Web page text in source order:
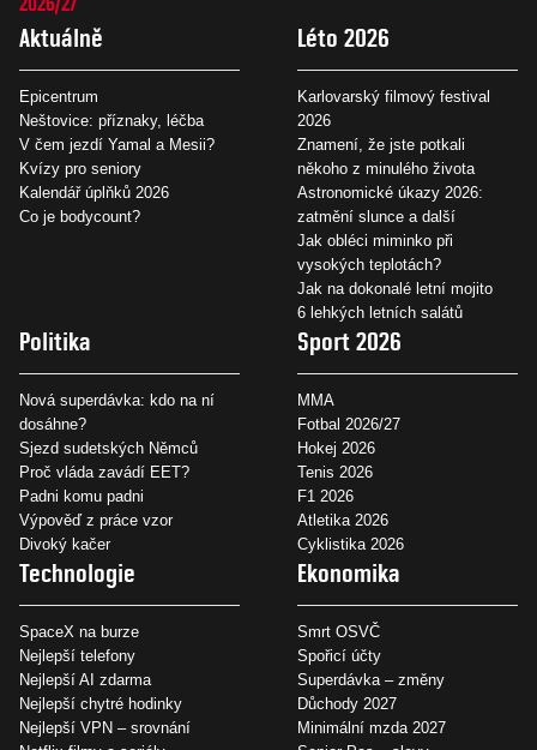
Aktuálně
Epicentrum
Neštovice: příznaky, léčba
V čem jezdí Yamal a Mesii?
Kvízy pro seniory
Kalendář úplňků 2026
Co je bodycount?
Léto 2026
Karlovarský filmový festival
2026
Znamení, že jste potkali
někoho z minulého života
Astronomické úkazy 2026:
zatmění slunce a další
Jak obléci miminko při
vysokých teplotách?
Jak na dokonalé letní mojito
6 lehkých letních salátů
Politika
Nová superdávka: kdo na ní
dosáhne?
Sjezd sudetských Němců
Proč vláda zavádí EET?
Padni komu padni
Výpověď z práce vzor
Divoký kačer
Sport 2026
MMA
Fotbal 2026/27
Hokej 2026
Tenis 2026
F1 2026
Atletika 2026
Cyklistika 2026
Technologie
SpaceX na burze
Nejlepší telefony
Nejlepší AI zdarma
Nejlepší chytré hodinky
Nejlepší VPN – srovnání
Ekonomika
Smrt OSVČ
Spořicí účty
Superdávka – změny
Důchody 2027
Minimální mzda 2027